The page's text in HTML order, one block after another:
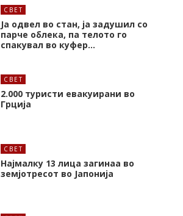
СВЕТ
Ја одвел во стан, ја задушил со
парче облека, па телото го
спакувал во куфер…
СВЕТ
2.000 туристи евакуирани во
Грција
СВЕТ
Најмалку 13 лица загинаа во
земјотресот во Јапонија